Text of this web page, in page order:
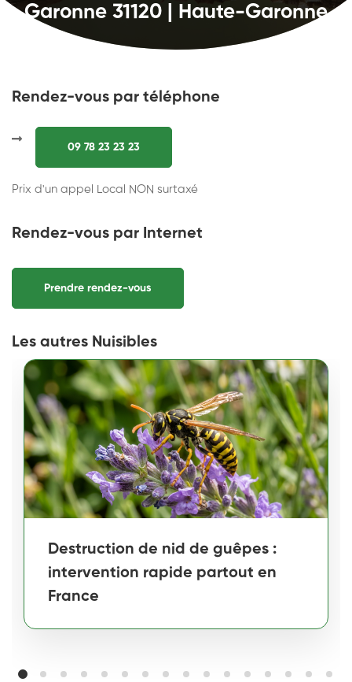
Garonne 31120 | Haute-Garonne
Rendez-vous par téléphone
09 78 23 23 23
Prix d'un appel Local NON surtaxé
Rendez-vous par Internet
Prendre rendez-vous
Les autres Nuisibles
Destruction de nid de guêpes :
intervention rapide partout en
France